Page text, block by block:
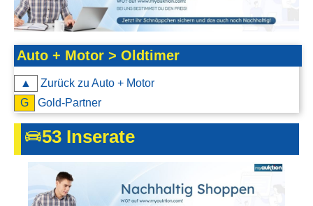
Erotik
Auktionen
jetzt inserieren
Kontakt
AGB, Nutzungsbedingungen
Impressum
Auto + Motor > Oldtimer
▲
Zurück zu Auto + Motor
G
Gold-Partner
53 Inserate